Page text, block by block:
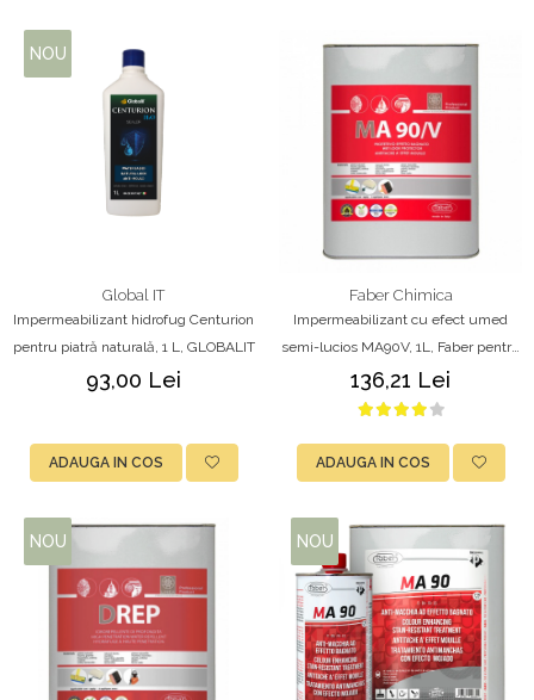
NOU
Global IT
Impermeabilizant hidrofug Centurion
pentru piatră naturală, 1 L, GLOBALIT
93,00 Lei
ADAUGA IN COS
Faber Chimica
Impermeabilizant cu efect umed
semi-lucios MA90V, 1L, Faber pentru
piatră naturală, marmură, granit și
travertin
136,21 Lei
ADAUGA IN COS
NOU NOU